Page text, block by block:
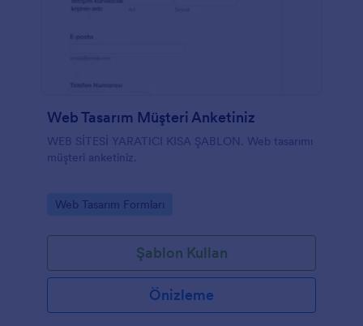
Web Tasarım Müşteri Anketiniz
WEB SİTESİ YARATICI KISA ŞABLON. Web tasarımı
müşteri anketiniz.
Go to Category:
Web Tasarım Formları
Şablon Kullan
Önizleme